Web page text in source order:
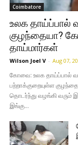
Coimbatore
உலக தாய்ப்பால்
குழந்தையா?
தாய்மார்கள்
Wilson Joel V - Aug 07,
கோவை: உலக தாய்ப்பால்
பற்றாக்குறையுள்ள
தொடர்ந்து வழங்கி வரும்
இங்கு...